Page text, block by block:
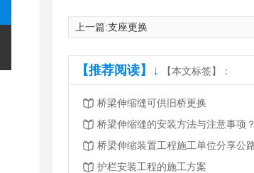
上一篇:支座更换
【推荐阅读】↓ 【本文标签】：
桥梁伸缩缝可供旧桥更换
桥梁伸缩缝的安装方法与注意事项？
护栏安装工程的施工方案